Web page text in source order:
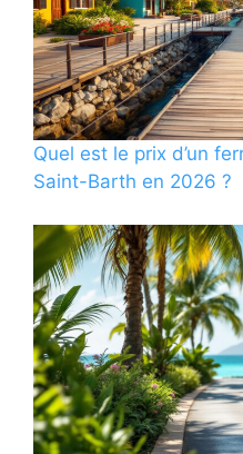
Quel est le prix d’un
Saint-Barth en 2026 ?